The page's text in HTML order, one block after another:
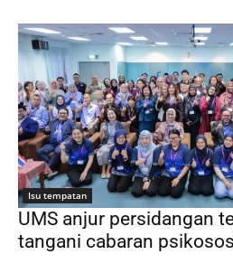
Isu tempatan
UMS anjur persidangan
tangani cabaran